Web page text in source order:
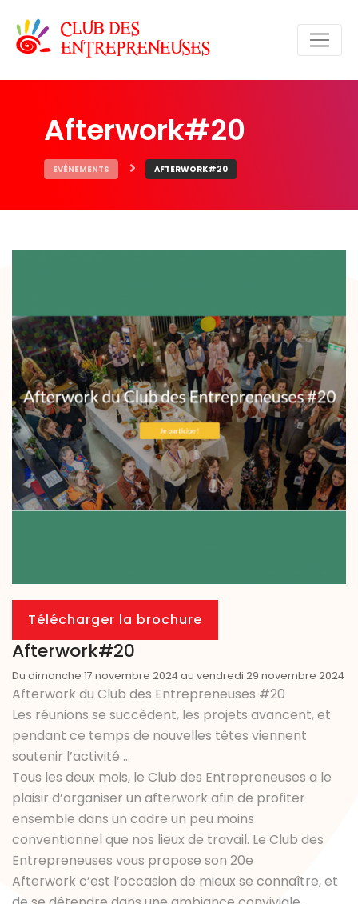
Afterwork#20
EVÈNEMENTS AFTERWORK#20
Télécharger la brochure
Afterwork#20
Du dimanche 17 novembre 2024 au vendredi 29 novembre 2024
Afterwork du Club des Entrepreneuses #20
Les réunions se succèdent, les projets avancent, et
pendant ce temps de nouvelles têtes viennent
soutenir l’activité …
Tous les deux mois, le Club des Entrepreneuses a le
plaisir d’organiser un afterwork afin de profiter
ensemble dans un cadre un peu moins
conventionnel que nos lieux de travail. Le Club des
Entrepreneuses vous propose son 20e
Afterwork c’est l’occasion de mieux se connaître, et